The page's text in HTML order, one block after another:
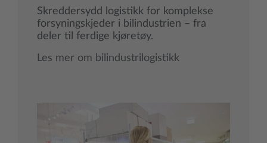
Skreddersydd logistikk for komplekse
forsyningskjeder i bilindustrien – fra
deler til ferdige kjøretøy.
Les mer om bilindustrilogistikk